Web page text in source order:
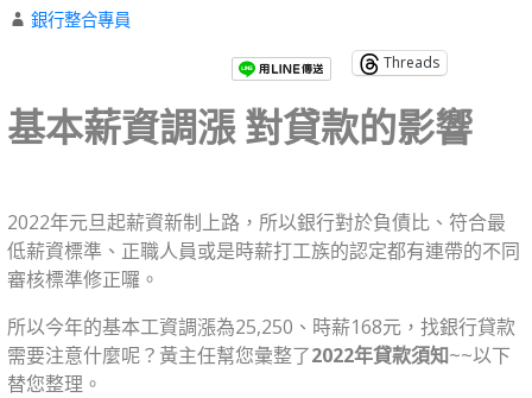
銀行整合專員
Threads
基本薪資調漲 對貸款的影響
2022年元旦起薪資新制上路，所以銀行對於負債比、符合最
低薪資標準、正職人員或是時薪打工族的認定都有連帶的不同
審核標準修正囉。
所以今年的基本工資調漲為25,250、時薪168元，找銀行貸款
需要注意什麼呢？黃主任幫您彙整了2022年貸款須知~~以下
替您整理。